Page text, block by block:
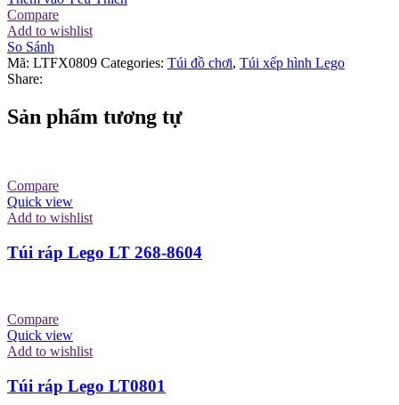
Compare
Add to wishlist
So Sánh
Mã: LTFX0809 Categories: Túi đồ chơi, Túi xếp hình Lego
Share:
Sản phẩm tương tự
Compare
Quick view
Add to wishlist
Túi ráp Lego LT 268-8604
Compare
Quick view
Add to wishlist
Túi ráp Lego LT0801